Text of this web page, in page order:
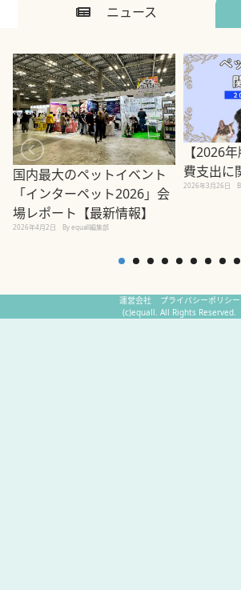
ニュース
国内最大のペットイベント
「インターペット2026」会
場レポート【最新情報】
2026年4月2日 By equall編集部
【2026
費支出に
2026年3月26日
運営会社
プライバシーポリシー
(c)equall. All Rights Reserved.